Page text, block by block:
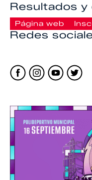
Resultados y
Página web
Redes